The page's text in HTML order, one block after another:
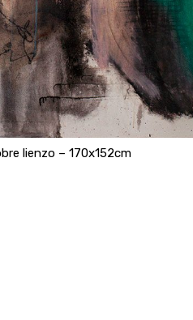
lienzo – 170x152cm